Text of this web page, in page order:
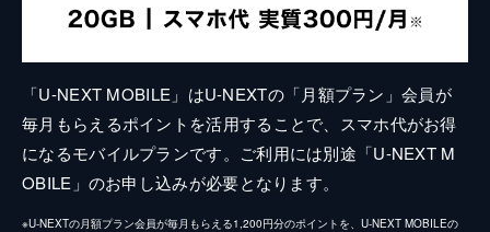
「U-NEXT MOBILE」はU-NEXTの「月額プラン」会員が
毎月もらえるポイントを活用することで、スマホ代がお得
になるモバイルプランです。ご利用には別途「U-NEXT M
OBILE」のお申し込みが必要となります。
※U-NEXTの月額プラン会員が毎月もらえる1,200円分のポイントを、U-NEXT MOBILEの